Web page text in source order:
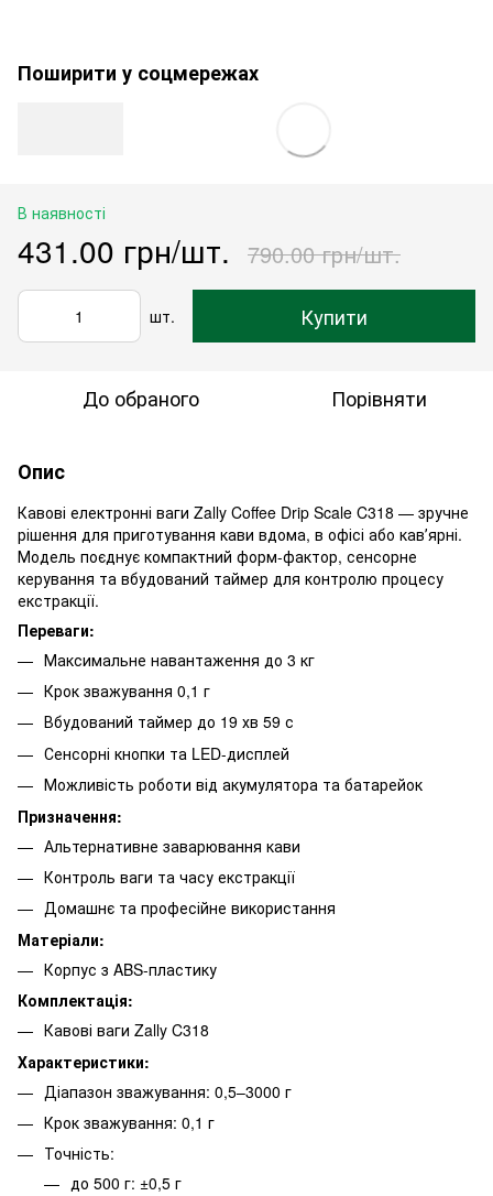
Поширити у соцмережах
В наявності
431.00 грн/шт. 790.00 грн/шт.
шт. Купити
До обраного Порівняти
Опис
Кавові електронні ваги Zally Coffee Drip Scale C318 — зручне
рішення для приготування кави вдома, в офісі або кавʼярні.
Модель поєднує компактний форм-фактор, сенсорне
керування та вбудований таймер для контролю процесу
екстракції.
Переваги:
Максимальне навантаження до 3 кг
Крок зважування 0,1 г
Вбудований таймер до 19 хв 59 с
Сенсорні кнопки та LED-дисплей
Можливість роботи від акумулятора та батарейок
Призначення:
Альтернативне заварювання кави
Контроль ваги та часу екстракції
Домашнє та професійне використання
Матеріали:
Корпус з ABS-пластику
Комплектація:
Кавові ваги Zally C318
Характеристики:
Діапазон зважування: 0,5–3000 г
Крок зважування: 0,1 г
Точність:
до 500 г: ±0,5 г